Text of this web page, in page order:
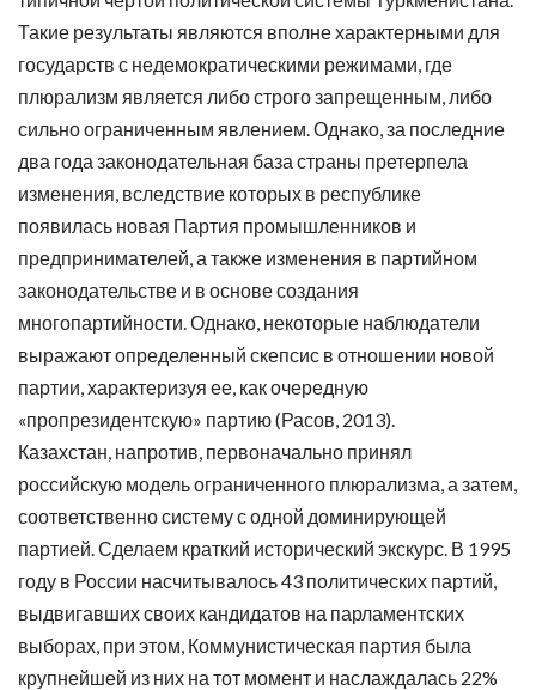
Такие результаты являются вполне характерными для
государств с недемократическими режимами, где
плюрализм является либо строго запрещенным, либо
сильно ограниченным явлением. Однако, за последние
два года законодательная база страны претерпела
изменения, вследствие которых в республике
появилась новая Партия промышленников и
предпринимателей, а также изменения в партийном
законодательстве и в основе создания
многопартийности. Однако, некоторые наблюдатели
выражают определенный скепсис в отношении новой
партии, характеризуя ее, как очередную
«пропрезидентскую» партию (Расов, 2013).
Казахстан, напротив, первоначально принял
российскую модель ограниченного плюрализма, а затем,
соответственно систему с одной доминирующей
партией. Сделаем краткий исторический экскурс. В 1995
году в России насчитывалось 43 политических партий,
выдвигавших своих кандидатов на парламентских
выборах, при этом, Коммунистическая партия была
крупнейшей из них на тот момент и наслаждалась 22%